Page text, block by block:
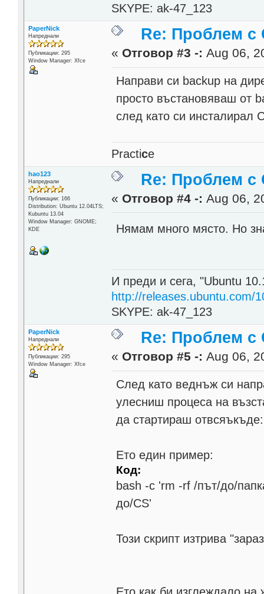
SKYPE: ak-47_123
PaperNick
Напреднали
Публикации: 295
Window Manager: Xfce
Re: Проблем с
« Отговор #3 -: Aug 06,
Направи си backup на
просто въстановяваш от
след като си инсталирал
Practice
hao123
Напреднали
Публикации: 166
Distribution: Ubuntu 12.04LTS;
Kubuntu 13.04
Window Manager: GNOME;
KDE
Re: Проблем с
« Отговор #4 -: Aug 06,
Нямам много място. Но
И преди и сега, "Ubuntu
http://releases.ubuntu.com/
SKYPE: ak-47_123
PaperNick
Напреднали
Публикации: 295
Window Manager: Xfce
Re: Проблем с
« Отговор #5 -: Aug 06,
След като веднъж си
улесниш процеса на
да стартираш отвсяъкъде:
Ето един пример:
Код:
bash -c 'rm -rf /път/до/
до/CS'
Този скрипт изтрива